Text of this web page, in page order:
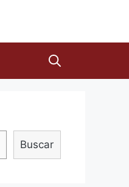
Buscar